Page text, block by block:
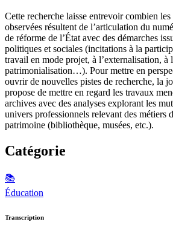
Cette recherche laisse entrevoir combien
observées résultent de l’articulation du
de réforme de l’État avec des démarches
politiques et sociales (incitations à la
travail en mode projet, à l’externalisation, à
patrimonialisation…). Pour mettre en
ouvrir de nouvelles pistes de recherche, la
propose de mettre en regard les travaux
archives avec des analyses explorant les
univers professionnels relevant des métiers
patrimoine (bibliothèque, musées, etc.).
Catégorie
📚
Éducation
Transcription